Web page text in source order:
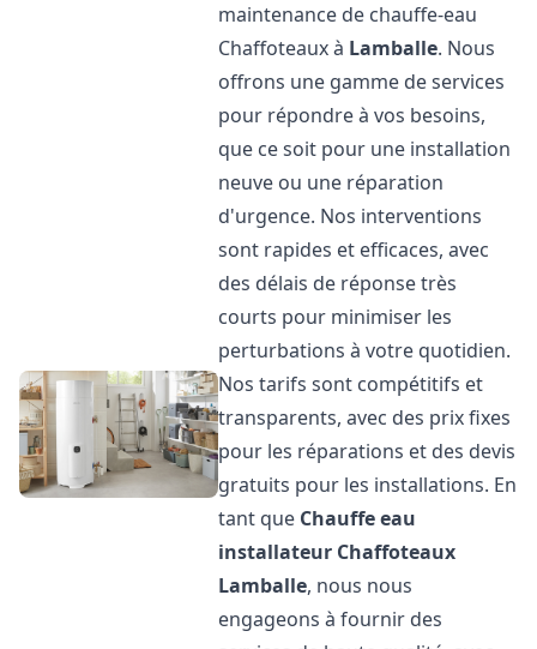
maintenance de chauffe-eau
Chaffoteaux à Lamballe. Nous
offrons une gamme de services
pour répondre à vos besoins,
que ce soit pour une installation
neuve ou une réparation
d'urgence. Nos interventions
sont rapides et efficaces, avec
des délais de réponse très
courts pour minimiser les
perturbations à votre quotidien.
Nos tarifs sont compétitifs et
transparents, avec des prix fixes
pour les réparations et des devis
gratuits pour les installations. En
tant que Chauffe eau
installateur Chaffoteaux
Lamballe, nous nous
engageons à fournir des